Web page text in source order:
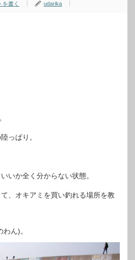
を書く udarika
っぱり。
いか全く分からない状態。
、オキアミを買い釣れる場所を教
ん)。